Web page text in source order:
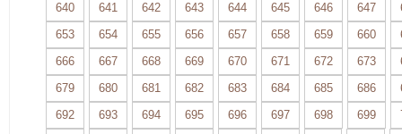
640
641 642 643 644 645 646 647
653
654 655 656 657 658 659 660
666
667 668 669 670 671 672 673
679
680 681 682 683 684 685 686
692
693 694 695 696 697 698 699